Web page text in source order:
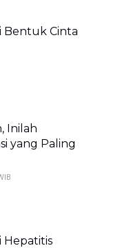
Bentuk Cinta
Inilah
yang Paling
Hepatitis